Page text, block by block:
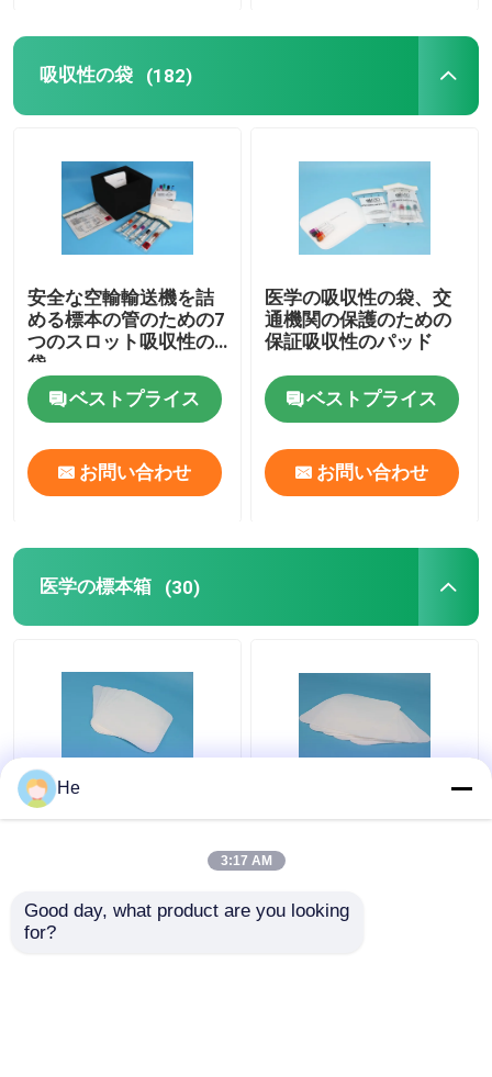
95kPa標本の輸送袋
吸収性の袋
医学の標本箱
吸収性の袖
医学の吸収性のパッド
標本の荷箱
標本の輸送の便利のキット
絞圧器の医薬品
低温学のガラスびん
吸収性の袋 (182)
安全な空輸輸送機を詰
める標本の管のための7
つのスロット吸収性の
袋
ベストプライス
お問い合わせ
医学の吸収性の袋、交
通機関の保護のための
保証吸収性のパッド
ベストプライス
お問い合わせ
医学の標本箱 (30)
AI650®のスポンジの実
テストのパッキングの
ベストプライス
学の標本箱の特別なサ
ンプル
ベストプライス
He
3:17 AM
Good day, what product are you looking
for?